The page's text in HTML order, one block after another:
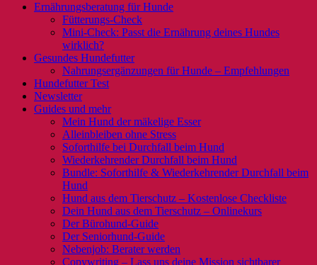
Ernährungsberatung für Hunde
Fütterungs-Check
Mini-Check: Passt die Ernährung deines Hundes
wirklich?
Gesundes Hundefutter
Nahrungsergänzungen für Hunde – Empfehlungen
Hundefutter Test
Newsletter
Guides und mehr
Mein Hund der mäkelige Esser
Alleinbleiben ohne Stress
Soforthilfe bei Durchfall beim Hund
Wiederkehrender Durchfall beim Hund
Bundle: Soforthilfe & Wiederkehrender Durchfall beim
Hund
Hund aus dem Tierschutz – Kostenlose Checkliste
Dein Hund aus dem Tierschutz – Onlinekurs
Der Bürohund-Guide
Der Seniorhund-Guide
Nebenjob: Berater werden
Copywriting – Lass uns deine Mission sichtbarer